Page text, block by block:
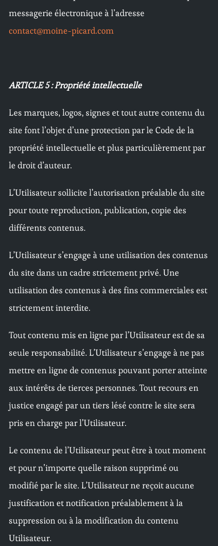
messagerie électronique à l’adresse
contact@moine-picard.com
ARTICLE 5 : Propriété intellectuelle
Les marques, logos, signes et tout autre contenu du
site font l’objet d’une protection par le Code de la
propriété intellectuelle et plus particulièrement par
le droit d’auteur.
L’Utilisateur sollicite l’autorisation préalable du site
pour toute reproduction, publication, copie des
différents contenus.
L’Utilisateur s’engage à une utilisation des contenus
du site dans un cadre strictement privé. Une
utilisation des contenus à des fins commerciales est
strictement interdite.
Tout contenu mis en ligne par l’Utilisateur est de sa
seule responsabilité. L’Utilisateur s’engage à ne pas
mettre en ligne de contenus pouvant porter atteinte
aux intérêts de tierces personnes. Tout recours en
justice engagé par un tiers lésé contre le site sera
pris en charge par l’Utilisateur.
Le contenu de l’Utilisateur peut être à tout moment
et pour n’importe quelle raison supprimé ou
modifié par le site. L’Utilisateur ne reçoit aucune
justification et notification préalablement à la
suppression ou à la modification du contenu
Utilisateur.